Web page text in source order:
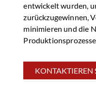
entwickelt wurden,
zurückzugewinnen,
minimieren und die
KONTAKTIEREN